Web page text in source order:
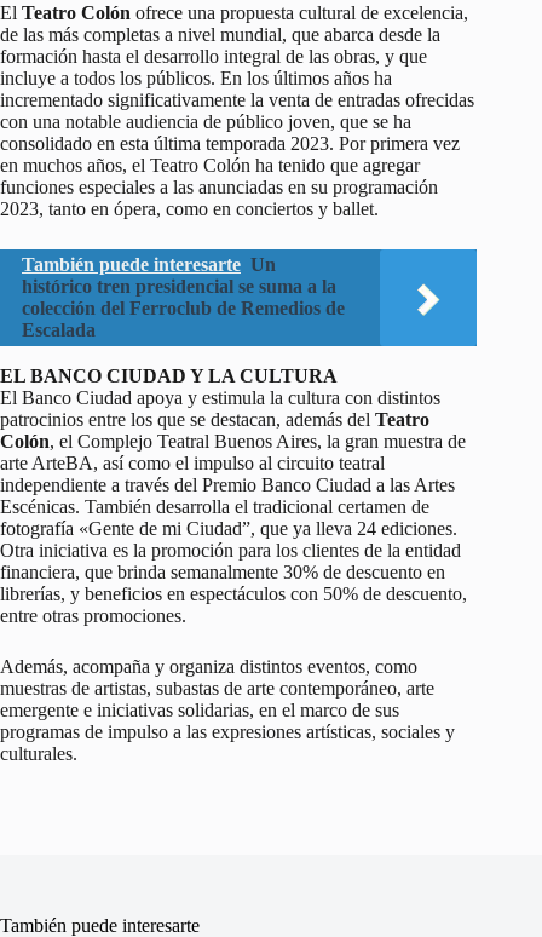
El Teatro Colón ofrece una propuesta cultural de excelencia,
de las más completas a nivel mundial, que abarca desde la
formación hasta el desarrollo integral de las obras, y que
incluye a todos los públicos. En los últimos años ha
incrementado significativamente la venta de entradas ofrecidas
con una notable audiencia de público joven, que se ha
consolidado en esta última temporada 2023. Por primera vez
en muchos años, el Teatro Colón ha tenido que agregar
funciones especiales a las anunciadas en su programación
2023, tanto en ópera, como en conciertos y ballet.
También puede interesarte Un
histórico tren presidencial se suma a la
colección del Ferroclub de Remedios de
Escalada
EL BANCO CIUDAD Y LA CULTURA
El Banco Ciudad apoya y estimula la cultura con distintos
patrocinios entre los que se destacan, además del Teatro
Colón, el Complejo Teatral Buenos Aires, la gran muestra de
arte ArteBA, así como el impulso al circuito teatral
independiente a través del Premio Banco Ciudad a las Artes
Escénicas. También desarrolla el tradicional certamen de
fotografía «Gente de mi Ciudad”, que ya lleva 24 ediciones.
Otra iniciativa es la promoción para los clientes de la entidad
financiera, que brinda semanalmente 30% de descuento en
librerías, y beneficios en espectáculos con 50% de descuento,
entre otras promociones.
Además, acompaña y organiza distintos eventos, como
muestras de artistas, subastas de arte contemporáneo, arte
emergente e iniciativas solidarias, en el marco de sus
programas de impulso a las expresiones artísticas, sociales y
culturales.
También puede interesarte